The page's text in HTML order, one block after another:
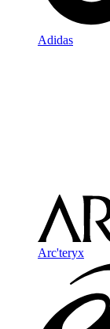
Adidas
Arc'teryx